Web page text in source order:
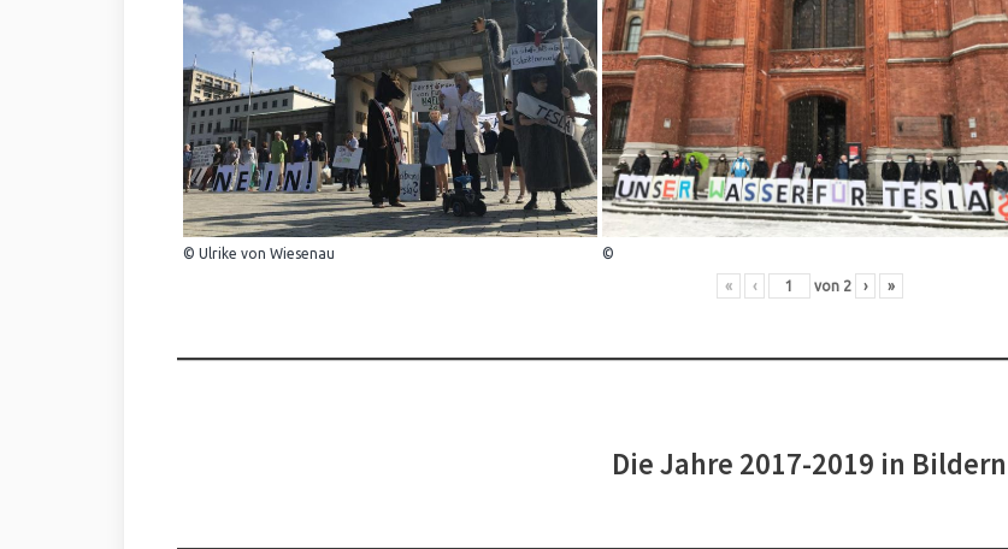
© Ulrike von Wiesenau ©
« ‹ von 2 › »
Die Jahre 2017-2019 in Bildern